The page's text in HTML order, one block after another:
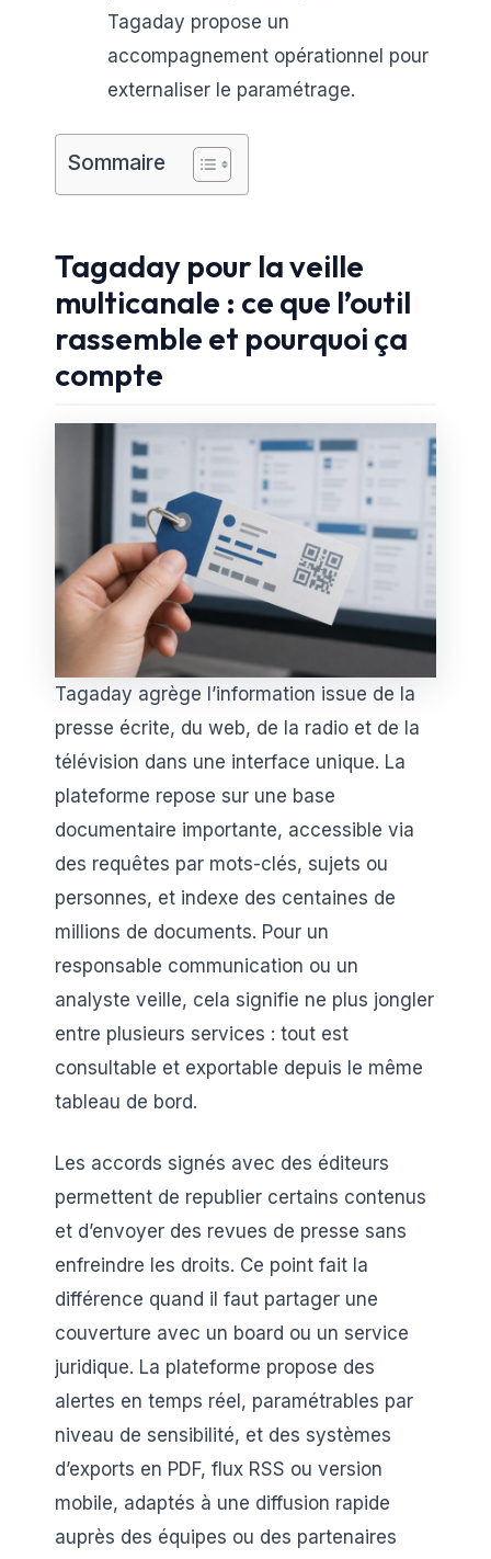
Tagaday propose un
accompagnement opérationnel pour
externaliser le paramétrage.
Sommaire
Tagaday pour la veille
multicanale : ce que l’outil
rassemble et pourquoi ça
compte
Tagaday agrège l’information issue de la
presse écrite, du web, de la radio et de la
télévision dans une interface unique. La
plateforme repose sur une base
documentaire importante, accessible via
des requêtes par mots-clés, sujets ou
personnes, et indexe des centaines de
millions de documents. Pour un
responsable communication ou un
analyste veille, cela signifie ne plus jongler
entre plusieurs services : tout est
consultable et exportable depuis le même
tableau de bord.
Les accords signés avec des éditeurs
permettent de republier certains contenus
et d’envoyer des revues de presse sans
enfreindre les droits. Ce point fait la
différence quand il faut partager une
couverture avec un board ou un service
juridique. La plateforme propose des
alertes en temps réel, paramétrables par
niveau de sensibilité, et des systèmes
d’exports en PDF, flux RSS ou version
mobile, adaptés à une diffusion rapide
auprès des équipes ou des partenaires